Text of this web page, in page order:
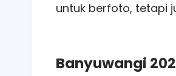
untuk berfoto, tetapi
Banyuwangi